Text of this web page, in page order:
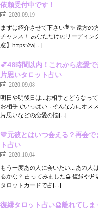
依頼受付中です！
2020.09.19
まずは紹介させて下さい💐✨ 遠方の
チャンス！ あなただけのリーディン
窓】https://w[…]
💕48時間以内！これから恋愛で
片思いタロット占い
2020.09.08
明日や明後日は…お相手とどうなっ
お相手でいっぱい… そんな方にオス
片思いなどの恋愛の悩[…]
💛元彼とはいつ会える？再会で
ト占い
2020.10.04
もう一度あの人に会いたい… あの人
るかな？ 占ってみました🔮 復縁や
タロットカードで占[…]
復縁タロット占い🔮離れてし